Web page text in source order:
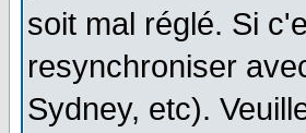
soit mal réglé. Si
resynchroniser
Sydney, etc).